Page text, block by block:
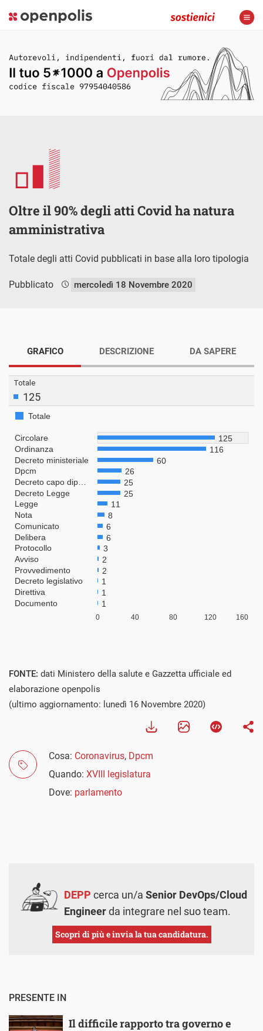
Oltre il 90% degli atti Covid ha natura
amministrativa
Totale degli atti Covid pubblicati in base alla loro tipologia
Pubblicato mercoledì 18 Novembre 2020
GRAFICO DESCRIZIONE DA SAPERE
FONTE: dati Ministero della salute e Gazzetta ufficiale ed
elaborazione openpolis
(ultimo aggiornamento: lunedì 16 Novembre 2020)
Cosa: Coronavirus, Dpcm
Quando: XVIII legislatura
Dove: parlamento
DEPP cerca un/a Senior DevOps/Cloud
Engineerda integrare nel suo team.
Scopri di più e invia la tua candidatura.
PRESENTE IN
Il difficile rapporto tra governo e